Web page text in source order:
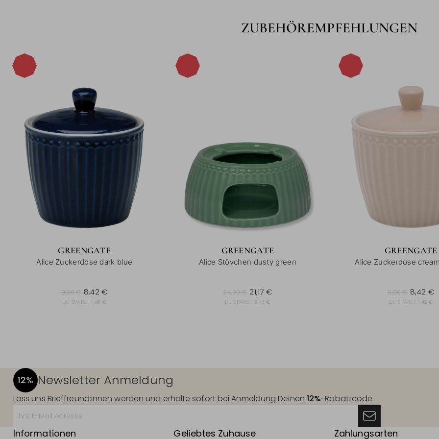
ZUBEHÖREMPFEHLUNGEN
GREENGATE
Alice Zuckerdose dark blue
9,90 € 8,42 €
DU SPARST: 1,48 €
GREENGATE
Alice Stövchen dusty green
24,90 € 21,17 €
DU SPARST: 3,73 €
GREENGATE
Alice Zuckerdose
9,90 € 8,42 €
DU SPARST: 1,48 €
12% Newsletter Anmeldung
Lass uns Brieffreund:innen werden und erhalte sofort bei Anmeldung Deinen 12%-Rabattcode.
Informationen Geliebtes Zuhause Zahlungsarten